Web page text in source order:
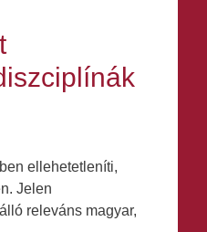
ellehetetleníti,
Jelen
releváns magyar,